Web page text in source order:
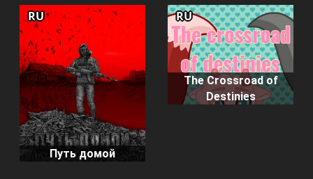
Путь домой
RU
The Crossroad of
Destinies
RU